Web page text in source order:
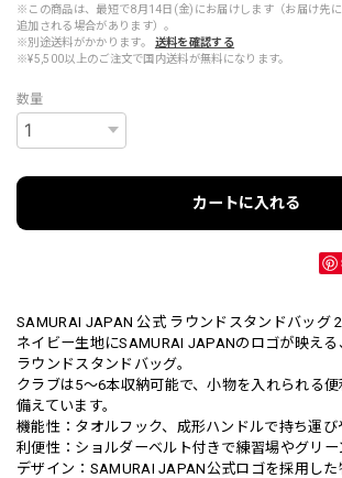
※この商品は、最短で8月14日(金)にお届けします（お届け先に
追加される場合があります）。
※別途送料がかかります。
送料を確認する
※¥5,500以上のご注文で国内送料が無料になります。
数量
カートに入れる
SAMURAI JAPAN 公式 ラウンドスタンドバッグ
ネイビー生地にSAMURAI JAPANのロゴが映え
ラウンドスタンドバッグ。
クラブは5～6本収納可能で、小物を入れられる
備えています。
機能性：タオルフック、成形ハンドルで持ち運び
利便性：ショルダーベルト付きで練習場やグリー
デザイン：SAMURAI JAPAN公式ロゴを採用した